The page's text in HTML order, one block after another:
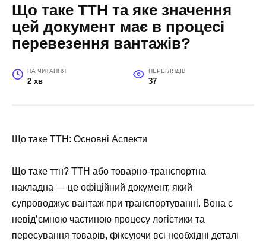
Що таке ТТН та яке значення
цей документ має в процесі
перевезення вантажів?
НА ЧИТАННЯ
2 хв
ПЕРЕГЛЯДІВ
37
Що таке ТТН: Основні Аспекти
Що таке ттн? ТТН або товарно-транспортна
накладна — це офіційний документ, який
супроводжує вантаж при транспортуванні. Вона є
невід’ємною частиною процесу логістики та
пересування товарів, фіксуючи всі необхідні деталі